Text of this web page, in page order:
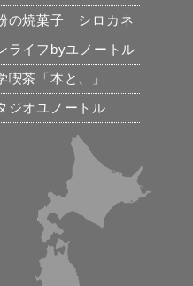
の焼菓子 シロカネ
ライフbyユノートル
喫茶「本と、」
ジオユノートル